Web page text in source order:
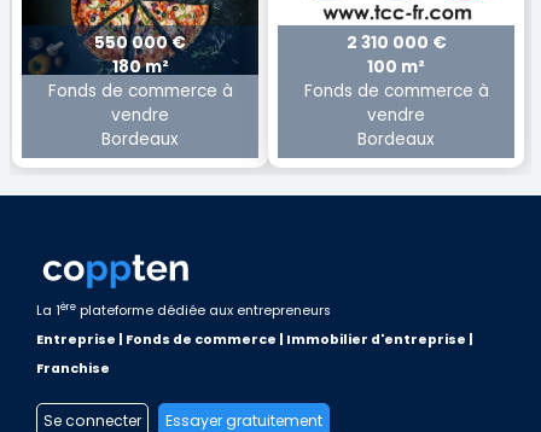
550 000 €
180 m²
Fonds de commerce à
vendre
Bordeaux
2 310 000 €
100 m²
Fonds de commerce à
vendre
Bordeaux
La 1ère plateforme dédiée aux entrepreneurs
Entreprise | Fonds de commerce | Immobilier d'entreprise |
Franchise
Se connecter Essayer gratuitement